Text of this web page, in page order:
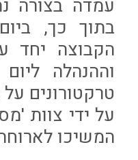
עמדה בצורה
בתוך כך,
הקבוצה יחד
וההנהלה
טרקטורונים
על ידי צוות
המשיכו